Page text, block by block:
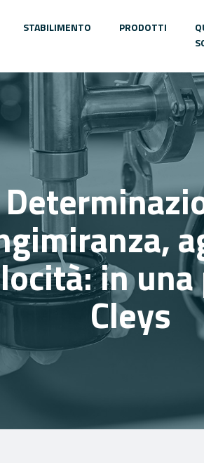
STABILIMENTO PRODOTTI
in una
Cleys